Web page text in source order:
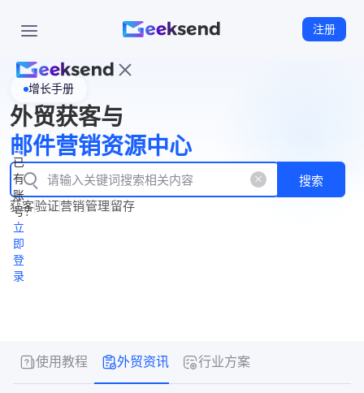
注册
页
WhatsApp
企业号
New
产
品
功
能
产
品
价
格
资
源
中
心
立
即
注
册
已
有
账
号？
立
即
登
录
增长手册
外贸获客与
邮件营销资源中心
搜索
获客验证营销管理留存
使用教程 外贸资讯 行业方案